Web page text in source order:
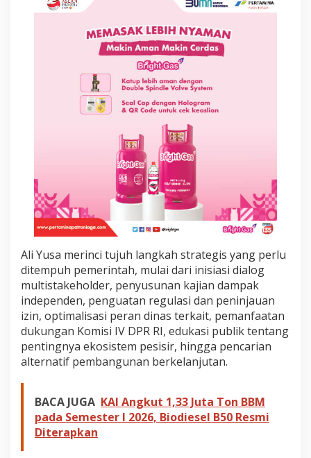
b
a
y
a
t
e
a
n
(
S
W
L
)
Ali Yusa merinci tujuh langkah strategis yang perlu
ditempuh pemerintah, mulai dari inisiasi dialog
multistakeholder, penyusunan kajian dampak
independen, penguatan regulasi dan peninjauan
izin, optimalisasi peran dinas terkait, pemanfaatan
dukungan Komisi IV DPR RI, edukasi publik tentang
pentingnya ekosistem pesisir, hingga pencarian
alternatif pembangunan berkelanjutan.
BACA JUGA KAI Angkut 1,33 Juta Ton BBM
pada Semester I 2026, Biodiesel B50 Resmi
Diterapkan